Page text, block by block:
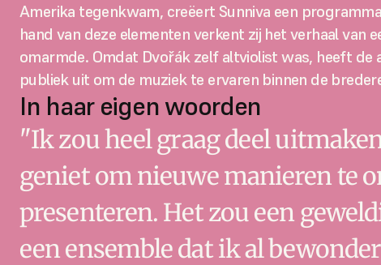
Amerika tegenkwam, creëert Sunniva een
hand van deze elementen verkent zij het verhaal
omarmde. Omdat Dvořák zelf altviolist was, heeft
publiek uit om de muziek te ervaren binnen de
In haar eigen woorden
"Ik zou heel graag deel
geniet om nieuwe manieren te
presenteren. Het zou een
een ensemble dat ik al